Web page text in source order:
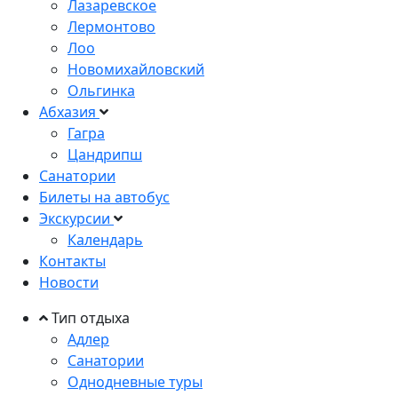
Лазаревское
Лермонтово
Лоо
Новомихайловский
Ольгинка
Абхазия
Гагра
Цандрипш
Санатории
Билеты на автобус
Экскурсии
Календарь
Контакты
Новости
Тип отдыха
Адлер
Санатории
Однодневные туры